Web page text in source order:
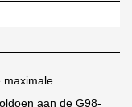
maximale
aan de G98-